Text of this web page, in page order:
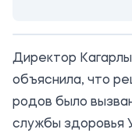
Директор
объяснила, что
родов было
службы здоровья